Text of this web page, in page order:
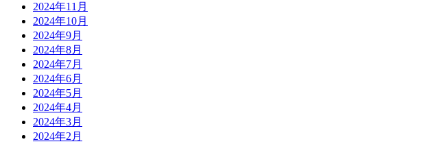
2024年11月
2024年10月
2024年9月
2024年8月
2024年7月
2024年6月
2024年5月
2024年4月
2024年3月
2024年2月